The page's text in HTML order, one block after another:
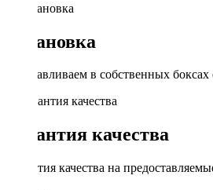
Установка
Устанавливаем в собственных боксах
Гарантия качества
Гарантия качества на